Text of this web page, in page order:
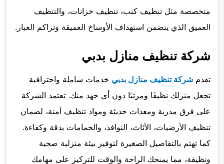
متخصصة مثل تنظيف كنب، تنظيف خزانات، والتنظيف
العميق الذي يتضمن استهداف الأوساخ العميقة وتراكم الغبار.
شركة تنظيف منازل بدبي
تقدم شركة تنظيف منازل بدبي خدمات شاملة واحترافية
تجعل منزلك نظيفًا ومرتبًا دون أي جهد منك. تعتمد الشركة
على فرق مدربة ومعدات حديثة ومواد تنظيف آمنة، لضمان
تنظيف الأرضيات، الأثاث، النوافذ، والحمامات بدقة وكفاءة.
كما تهتم بالتفاصيل الصغيرة لتوفير بيئة منزلية صحية
ونظيفة، مما يمنحك الراحة والوقت للتركيز على مهامك